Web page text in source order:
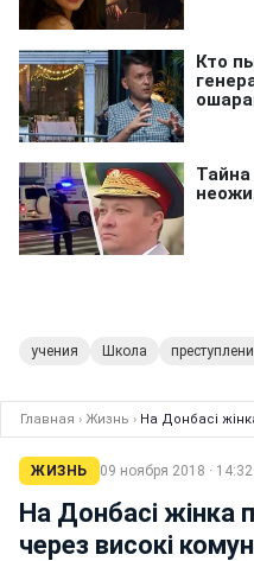
учения Школа
Главная › Жизнь › На Донбасі
ЖИЗНЬ 09 ноября 2018 · 14:32
На Донбасі жінка
через високі